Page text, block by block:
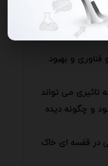
محتوای
تبادل دانش و
و بهبود
تاثیری می تواند
و چگونه دیده
در قفسه ای خاک